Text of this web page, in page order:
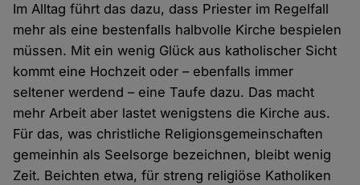
Im Alltag führt das dazu, dass Priester im Regelfall
mehr als eine bestenfalls halbvolle Kirche bespielen
müssen. Mit ein wenig Glück aus katholischer Sicht
kommt eine Hochzeit oder – ebenfalls immer
seltener werdend – eine Taufe dazu. Das macht
mehr Arbeit aber lastet wenigstens die Kirche aus.
Für das, was christliche Religionsgemeinschaften
gemeinhin als Seelsorge bezeichnen, bleibt wenig
Zeit. Beichten etwa, für streng religiöse Katholiken